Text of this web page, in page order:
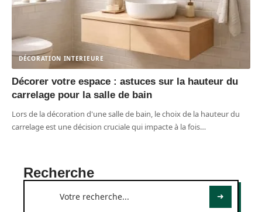
DÉCORATION INTERIEURE
Décorer votre espace : astuces sur la hauteur du
carrelage pour la salle de bain
Lors de la décoration d'une salle de bain, le choix de la hauteur du
carrelage est une décision cruciale qui impacte à la fois…
Recherche